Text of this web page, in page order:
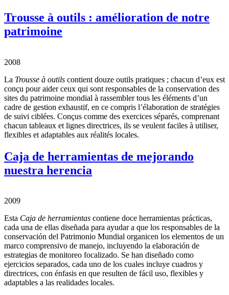
Trousse à outils : amélioration de notre
patrimoine
2008
La Trousse à outils contient douze outils pratiques ; chacun d’eux est
conçu pour aider ceux qui sont responsables de la conservation des
sites du patrimoine mondial à rassembler tous les éléments d’un
cadre de gestion exhaustif, en ce compris l’élaboration de stratégies
de suivi ciblées. Conçus comme des exercices séparés, comprenant
chacun tableaux et lignes directrices, ils se veulent faciles à utiliser,
flexibles et adaptables aux réalités locales.
Caja de herramientas de mejorando
nuestra herencia
2009
Esta Caja de herramientas contiene doce herramientas prácticas,
cada una de ellas diseñada para ayudar a que los responsables de la
conservación del Patrimonio Mundial organicen los elementos de un
marco comprensivo de manejo, incluyendo la elaboración de
estrategias de monitoreo focalizado. Se han diseñado como
ejercicios separados, cada uno de los cuales incluye cuadros y
directrices, con énfasis en que resulten de fácil uso, flexibles y
adaptables a las realidades locales.